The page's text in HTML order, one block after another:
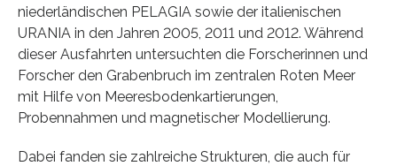
niederländischen PELAGIA sowie der italienischen
URANIA in den Jahren 2005, 2011 und 2012. Während
dieser Ausfahrten untersuchten die Forscherinnen und
Forscher den Grabenbruch im zentralen Roten Meer
mit Hilfe von Meeresbodenkartierungen,
Probennahmen und magnetischer Modellierung.
Dabei fanden sie zahlreiche Strukturen, die auch für